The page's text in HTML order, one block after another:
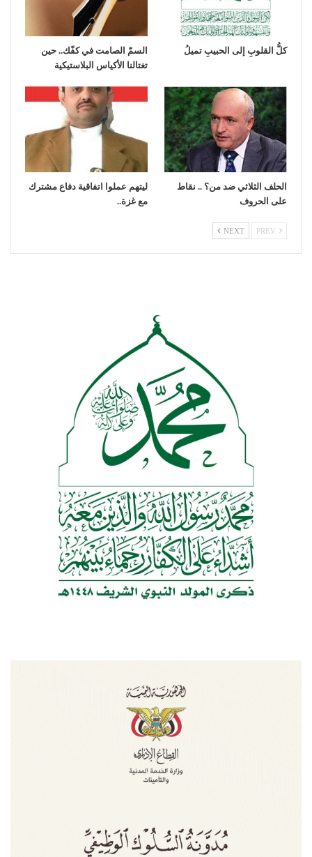
كلُّ القلوبِ إلى الحبيبِ تميلُ
السمّ الصامت في كفّك.. حين
تغتالنا الأكياس البلاستيكية
الحلف الثلاثي ضد من؟ .. نقاط
على الحروف
ليتهم عملوا اتفاقية دفاع مشترك
مع غزة..
NEXT